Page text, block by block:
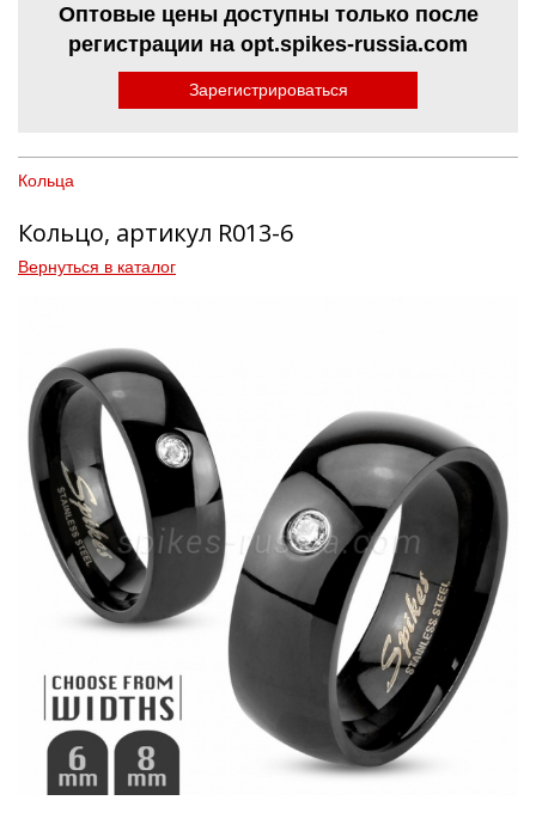
Оптовые цены доступны только после
регистрации на opt.spikes-russia.com
Зарегистрироваться
Кольца
Кольцо, артикул R013-6
Вернуться в каталог